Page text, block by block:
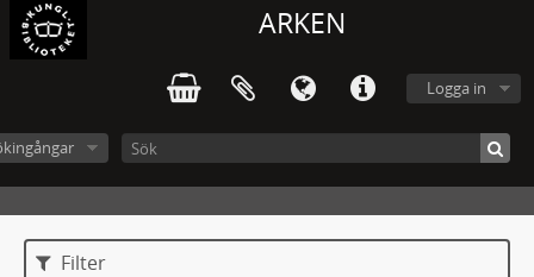
ARKEN
Logga in
Filter